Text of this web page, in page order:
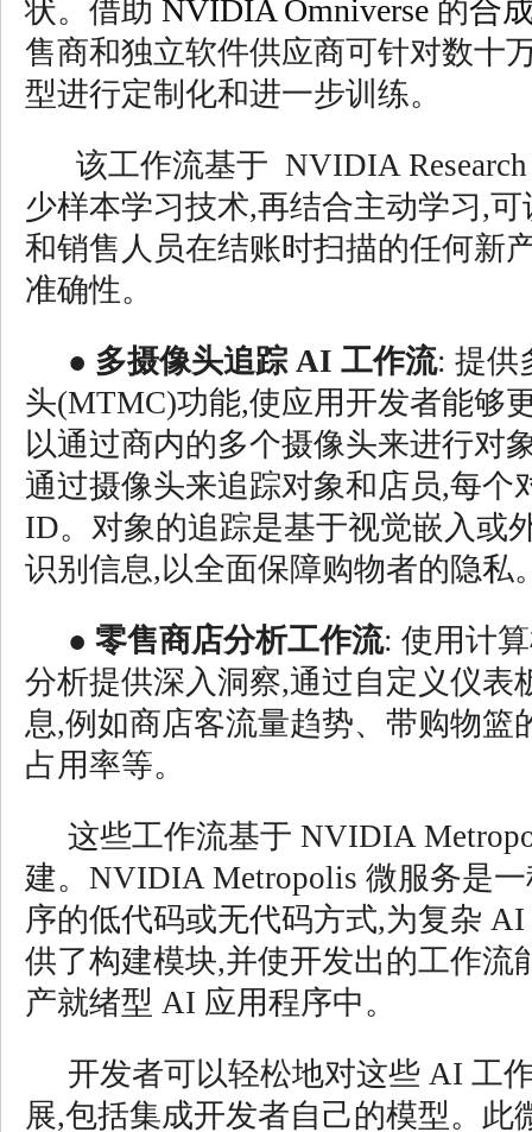
状。借助 NVIDIA Omniverse 的合
售商和独立软件供应商可针对数十
型进行定制化和进一步训练。
该工作流基于 NVIDIA
少样本学习技术,再结合主动学习,
和销售人员在结账时扫描的任何新
准确性。
● 多摄像头追踪 AI 工作流: 提供
头(MTMC)功能,使应用开发者能够
以通过商内的多个摄像头来进行对
通过摄像头来追踪对象和店员,每个
ID。对象的追踪是基于视觉嵌入或
识别信息,以全面保障购物者的隐私
● 零售商店分析工作流: 使用计
分析提供深入洞察,通过自定义仪表
息,例如商店客流量趋势、带购物篮
占用率等。
这些工作流基于 NVIDIA
建。NVIDIA Metropolis 微服务是
序的低代码或无代码方式,为复杂
供了构建模块,并使开发出的工作流
产就绪型 AI 应用程序中。
开发者可以轻松地对这些 AI 工
展,包括集成开发者自己的模型。此